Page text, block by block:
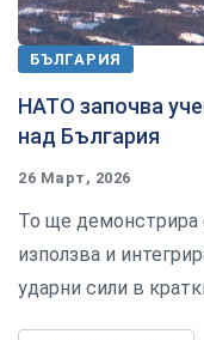
БЪЛГАРИЯ
НАТO започва
над България
26 Март, 2026
То ще демонстрира
използва и
ударни сили в